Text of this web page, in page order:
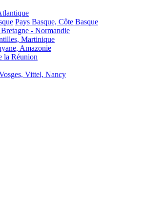
Pays Basque, Côte Basque
Bretagne - Normandie
Martinique
Amazonie
la Réunion
Vittel, Nancy